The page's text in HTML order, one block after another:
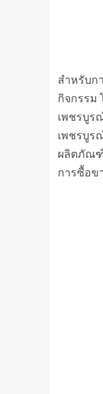
สำหรับก
กิจกรรม
เพชรบูร
เพชรบูร
ผลิตภัณฑ์
การซื้อข